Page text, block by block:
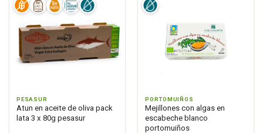
PESASUR
Atun en aceite de oliva pack
lata 3 x 80g pesasur
PORTOMUIÑOS
Mejillones con algas en
escabeche blanco
portomuiños